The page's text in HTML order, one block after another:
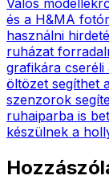
és a H&MA
használni
ruházat
grafikára cseréli
öltözet segíthet
szenzorok
ruhaiparba is
készülnek a